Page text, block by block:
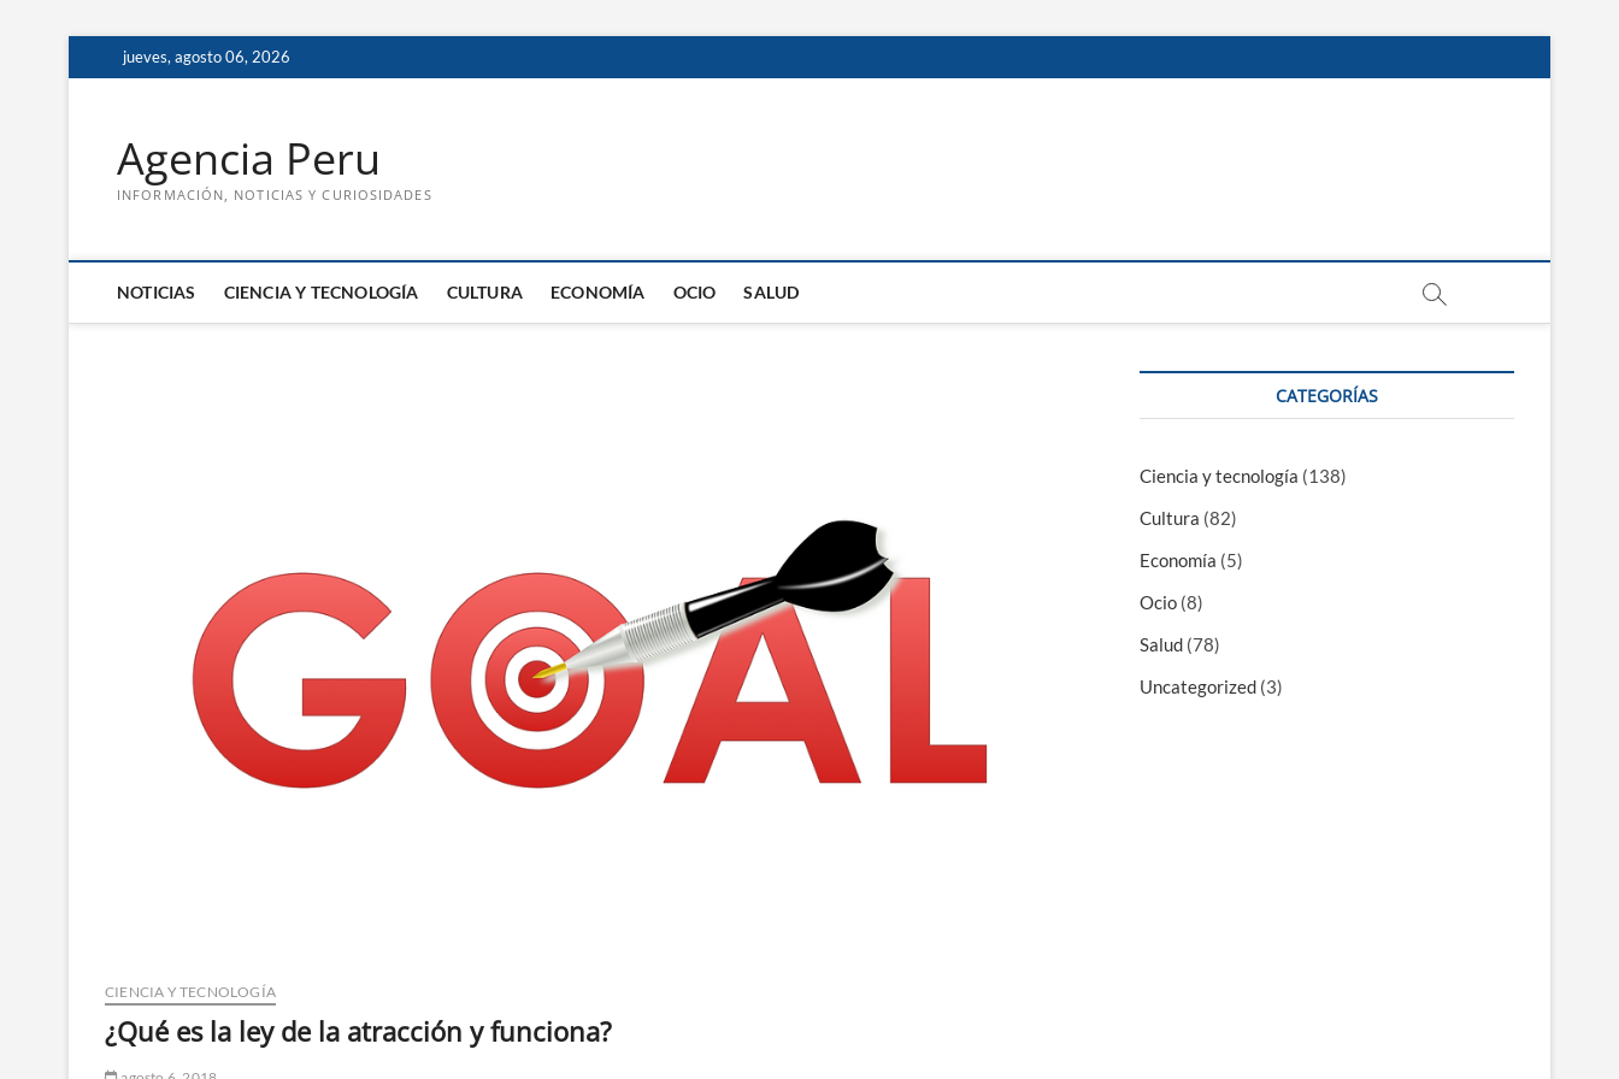
al
jueves, agosto 06, 2026
Agencia Peru
INFORMACIÓN, NOTICIAS Y CURIOSIDADES
NOTICIAS CIENCIA Y TECNOLOGÍA CULTURA ECONOMÍA OCIO SALUD
CIENCIA Y TECNOLOGÍA
¿Qué es la ley de la atracción y funciona?
CATEGORÍAS
Ciencia y tecnología (138)
Cultura (82)
Economía (5)
Ocio (8)
Salud (78)
Uncategorized (3)